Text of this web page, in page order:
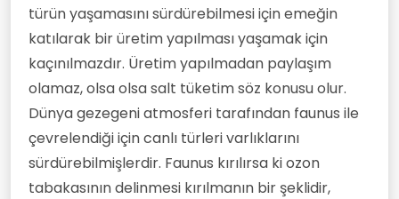
türün yaşamasını sürdürebilmesi için emeğin
katılarak bir üretim yapılması yaşamak için
kaçınılmazdır. Üretim yapılmadan paylaşım
olamaz, olsa olsa salt tüketim söz konusu olur.
Dünya gezegeni atmosferi tarafından faunus ile
çevrelendiği için canlı türleri varlıklarını
sürdürebilmişlerdir. Faunus kırılırsa ki ozon
tabakasının delinmesi kırılmanın bir şeklidir,